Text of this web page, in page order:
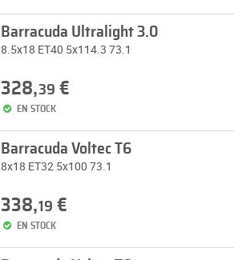
Barracuda Ultralight 3.0
8.5x18 ET40 5x114.3 73.1
328,39 €
EN STOCK
Barracuda Voltec T6
8x18 ET32 5x100 73.1
338,19 €
EN STOCK